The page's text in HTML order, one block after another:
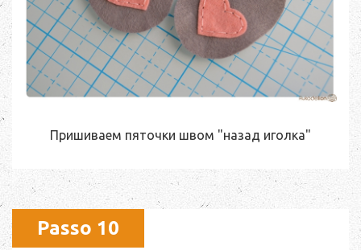
Пришиваем пяточки швом "назад иголка"
Passo 10